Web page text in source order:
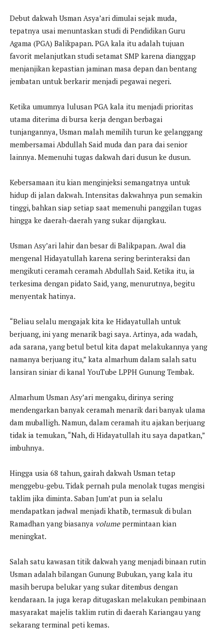
Debut dakwah Usman Asya’ari dimulai sejak muda,
tepatnya usai menuntaskan studi di Pendidikan Guru
Agama (PGA) Balikpapan. PGA kala itu adalah tujuan
favorit melanjutkan studi setamat SMP karena dianggap
menjanjikan kepastian jaminan masa depan dan bentang
jembatan untuk berkarir menjadi pegawai negeri.
Ketika umumnya lulusan PGA kala itu menjadi prioritas
utama diterima di bursa kerja dengan berbagai
tunjangannya, Usman malah memilih turun ke gelanggang
membersamai Abdullah Said muda dan para dai senior
lainnya. Memenuhi tugas dakwah dari dusun ke dusun.
Kebersamaan itu kian menginjeksi semangatnya untuk
hidup di jalan dakwah. Intensitas dakwahnya pun semakin
tinggi, bahkan siap setiap saat memenuhi panggilan tugas
hingga ke daerah-daerah yang sukar dijangkau.
Usman Asy’ari lahir dan besar di Balikpapan. Awal dia
mengenal Hidayatullah karena sering berinteraksi dan
mengikuti ceramah ceramah Abdullah Said. Ketika itu, ia
terkesima dengan pidato Said, yang, menurutnya, begitu
menyentak hatinya.
“Beliau selalu mengajak kita ke Hidayatullah untuk
berjuang, ini yang menarik bagi saya. Artinya, ada wadah,
ada sarana, yang betul betul kita dapat melakukannya yang
namanya berjuang itu,” kata almarhum dalam salah satu
lansiran siniar di kanal YouTube LPPH Gunung Tembak.
Almarhum Usman Asy’ari mengaku, dirinya sering
mendengarkan banyak ceramah menarik dari banyak ulama
dam muballigh. Namun, dalam ceramah itu ajakan berjuang
tidak ia temukan, “Nah, di Hidayatullah itu saya dapatkan,”
imbuhnya.
Hingga usia 68 tahun, gairah dakwah Usman tetap
menggebu-gebu. Tidak pernah pula menolak tugas mengisi
taklim jika diminta. Saban Jum’at pun ia selalu
mendapatkan jadwal menjadi khatib, termasuk di bulan
Ramadhan yang biasanya volumepermintaan kian
meningkat.
Salah satu kawasan titik dakwah yang menjadi binaan rutin
Usman adalah bilangan Gunung Bubukan, yang kala itu
masih berupa belukar yang sukar ditembus dengan
kendaraan. Ia juga kerap ditugaskan melakukan pembinaan
masyarakat majelis taklim rutin di daerah Kariangau yang
sekarang terminal peti kemas.